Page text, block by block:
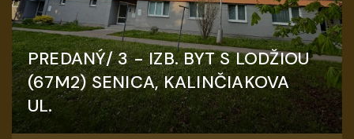
PREDANÝ/ 3 - IZB. BYT S LODŽIOU
(67M2) SENICA, KALINČIAKOVA
UL.